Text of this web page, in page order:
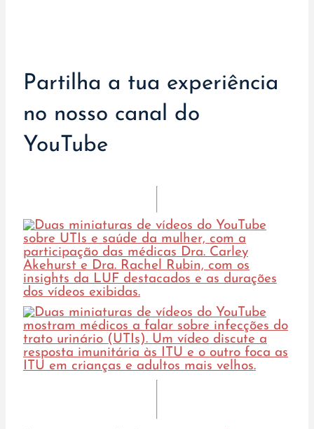
Partilha a tua experiência
no nosso canal do
YouTube